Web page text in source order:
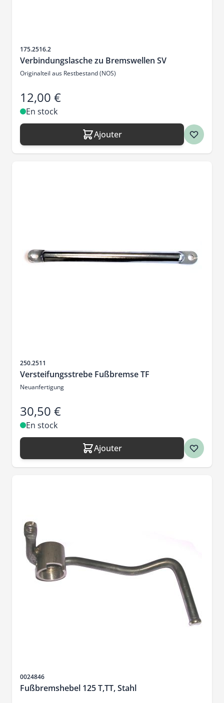
SKU
175.2516.2
Verbindungslasche zu Bremswellen SV
Originalteil aus Restbestand (NOS)
12,00 €
En stock
Ajouter
SKU
250.2511
Versteifungsstrebe Fußbremse TF
Neuanfertigung
30,50 €
En stock
Ajouter
SKU
0024846
Fußbremshebel 125 T,TT, Stahl